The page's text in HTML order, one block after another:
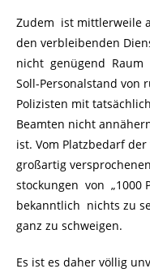
Zudem ist mittlerweile
den verbleibenden
nicht genügend Raum
Soll-Personalstand von
Polizisten mit
Beamten nicht
ist. Vom Platzbedarf
großartig
stockungen von „1000
bekanntlich nichts zu
ganz zu schweigen.
Es ist es daher völlig